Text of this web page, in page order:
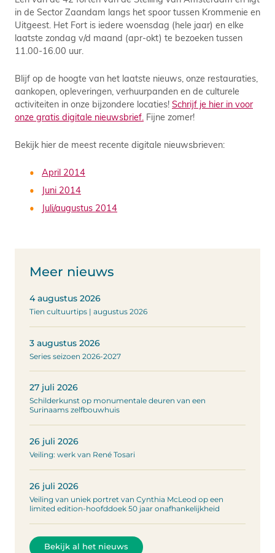
in de Sector Zaandam langs het spoor tussen Krommenie en
Uitgeest. Het Fort is iedere woensdag (hele jaar) en elke
laatste zondag v/d maand (apr-okt) te bezoeken tussen
11.00-16.00 uur.
Blijf op de hoogte van het laatste nieuws, onze restauraties,
aankopen, opleveringen, verhuurpanden en de culturele
activiteiten in onze bijzondere locaties! Schrijf je hier in voor
onze gratis digitale nieuwsbrief. Fijne zomer!
Bekijk hier de meest recente digitale nieuwsbrieven:
April 2014
Juni 2014
Juli/augustus 2014
Meer nieuws
4 augustus 2026
Tien cultuurtips | augustus 2026
3 augustus 2026
Series seizoen 2026-2027
27 juli 2026
Schilderkunst op monumentale deuren van een
Surinaams zelfbouwhuis
26 juli 2026
Veiling: werk van René Tosari
26 juli 2026
Veiling van uniek portret van Cynthia McLeod op een
limited edition-hoofddoek 50 jaar onafhankelijkheid
Bekijk al het nieuws